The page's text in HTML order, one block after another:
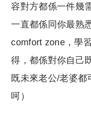
容對方都係一件幾
一直都係同你最熟
comfort zone，學
得，都係對你自己
既未來老公/老婆都
呵）